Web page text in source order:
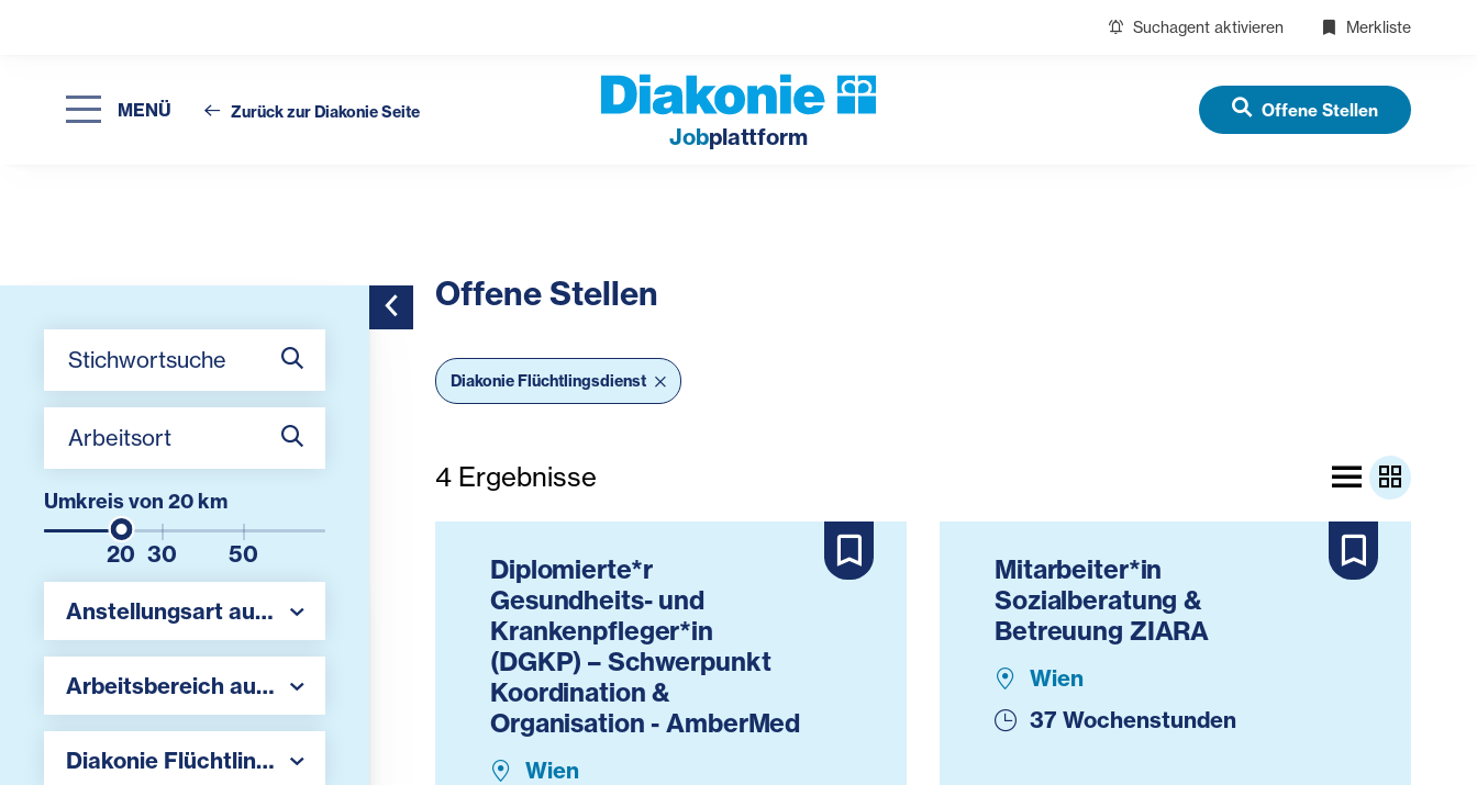
Suchagent aktivieren Merkliste
MENÜ Zurück zur Diakonie Seite
Jobplattform
Offene Stellen
Toggle Sidebar Filter
Umkreis von 20 km
20 30 50
Region auswählen
Anstellungsart auswählen
Region auswählen
Arbeitsbereich auswählen
Arbeitgeber auswählen
Diakonie Flüchtlingsdienst
Offene Stellen
Diakonie Flüchtlingsdienst
4 Ergebnisse
Diplomierte*r
Gesundheits- und
Krankenpfleger*in
(DGKP) – Schwerpunkt
Koordination &
Organisation - AmberMed
Wien
Mitarbeiter*in
Sozialberatung &
Betreuung ZIARA
Wien
37 Wochenstunden